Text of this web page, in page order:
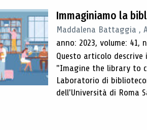
Immaginiamo la
Maddalena Battaggia ,
anno: 2023, volume: 41,
Questo articolo
"Imagine the library to
Laboratorio di
dell'Università di Roma